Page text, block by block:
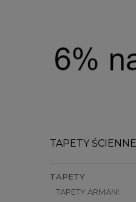
TAPETY ŚCIENNE
TAPETY
TAPETY ARMANI